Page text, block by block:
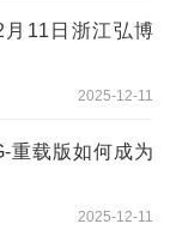
11日浙江弘博
2025-12-11
重载版如何成为
2025-12-11